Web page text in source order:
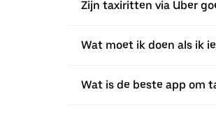
Zijn taxiritten via Uber
Wat moet ik doen als ik
Wat is de beste app om